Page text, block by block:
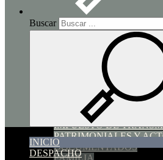
Buscar
INICIO
DESPACHO
SUCESIONES Y
HIPOTECARIO y
IMPUESTO DE
PATRIMONIALES Y
DOCUMENTADOS
FAMILIA